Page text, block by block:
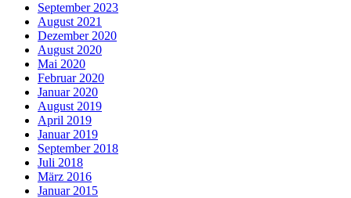
September 2023
August 2021
Dezember 2020
August 2020
Mai 2020
Februar 2020
Januar 2020
August 2019
April 2019
Januar 2019
September 2018
Juli 2018
März 2016
Januar 2015